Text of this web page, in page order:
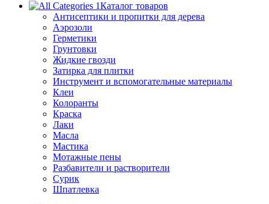
Каталог товаров
Антисептики и пропитки для дерева
Аэрозоли
Герметики
Грунтовки
Жидкие гвозди
Затирка для плитки
Инструмент и вспомогательные материалы
Клеи
Колоранты
Краска
Лаки
Масла
Мастика
Мотажные пены
Разбавители и растворители
Сурик
Шпатлевка